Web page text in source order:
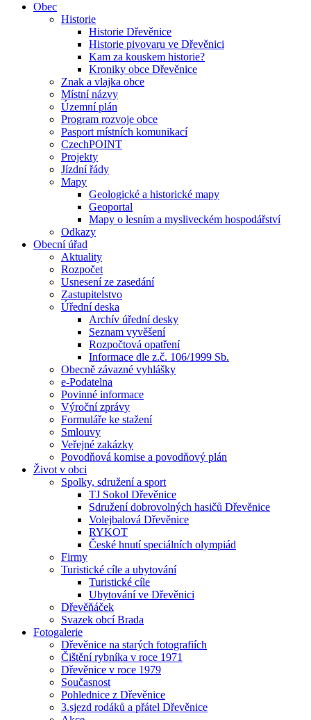
Obec
Historie
Historie Dřevěnice
Historie pivovaru ve Dřevěnici
Kam za kouskem historie?
Kroniky obce Dřevěnice
Znak a vlajka obce
Místní názvy
Územní plán
Program rozvoje obce
Pasport místních komunikací
CzechPOINT
Projekty
Jízdní řády
Mapy
Geologické a historické mapy
Geoportal
Mapy o lesním a mysliveckém hospodářství
Odkazy
Obecní úřad
Aktuality
Rozpočet
Usnesení ze zasedání
Zastupitelstvo
Úřední deska
Archív úřední desky
Seznam vyvěšení
Rozpočtová opatření
Informace dle z.č. 106/1999 Sb.
Obecně závazné vyhlášky
e-Podatelna
Povinné informace
Výroční zprávy
Formuláře ke stažení
Smlouvy
Veřejné zakázky
Povodňová komise a povodňový plán
Život v obci
Spolky, sdružení a sport
TJ Sokol Dřevěnice
Sdružení dobrovolných hasičů Dřevěnice
Volejbalová Dřevěnice
RYKOT
České hnutí speciálních olympiád
Firmy
Turistické cíle a ubytování
Turistické cíle
Ubytování ve Dřevěnici
Dřevěňáček
Svazek obcí Brada
Fotogalerie
Dřevěnice na starých fotografiích
Čištění rybníka v roce 1971
Dřevěnice v roce 1979
Současnost
Pohlednice z Dřevěnice
3.sjezd rodáků a přátel Dřevěnice